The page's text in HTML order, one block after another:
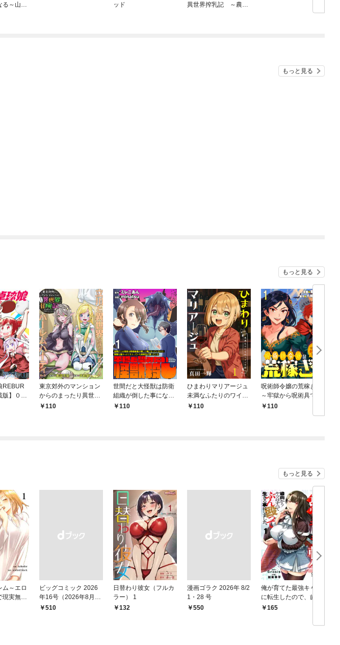
る～山奥
ッド
異世界搾乳記 ～農家
もっと見る
もっと見る
REBUR
版】０－
東京郊外のマンション
からのまったり異世界
冒険記 ～僕の部屋が
110
世間だと大怪獣は防衛
組織が倒した事になっ
ているけど、実際は陰
110
ひまわりマリアージュ
未満なふたりのワイン
日誌 【連載版】１
110
呪術師令嬢の荒稼ぎ！
～牢獄から呪術具で掴
み取る金貨ザクザク宮
廷生活～ 【連載版】１
110
もっと見る
ム～エロ
実無双
ビッグコミック 2026
年16号（2026年8月7
日発売）
￥510
日替わり彼女（フルカ
ラー） 1
132
漫画ゴラク 2026年 8/2
1・28 号
￥550
俺が育てた最強キャラ
に転生したので、歯向
かうヤツはすべてぶん
165